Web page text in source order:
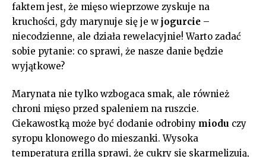
faktem⁤ jest, że mięso wieprzowe zyskuje​ na
kruchości, gdy marynuje się je w jogurcie –
niecodzienne, ale działa rewelacyjnie! Warto‌ zadać
sobie pytanie: co⁤ sprawi, że nasze danie będzie
wyjątkowe?
Marynata nie⁣ tylko wzbogaca ‍smak,‌ ale również
chroni mięso‍ przed spaleniem⁢ na ruszcie.
Ciekawostką⁣ może⁣ być ⁢dodanie odrobiny miodu czy
syropu klonowego do mieszanki. Wysoka
temperatura grilla​ sprawi, że cukry się⁢ skarmelizują,